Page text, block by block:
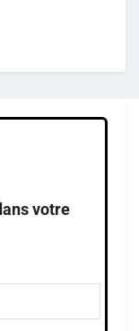
votre